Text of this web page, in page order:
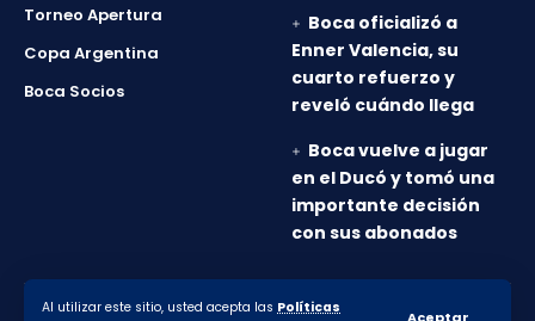
Al utilizar este sitio, usted acepta las Políticas
Aceptar
Torneo Apertura
Copa Argentina
Boca Socios
Boca oficializó a
Enner Valencia, su
cuarto refuerzo y
reveló cuándo llega
Boca vuelve a jugar
en el Ducó y tomó una
importante decisión
con sus abonados
© 2010-2026 Lanumero12.com.ar - Todos los derechos